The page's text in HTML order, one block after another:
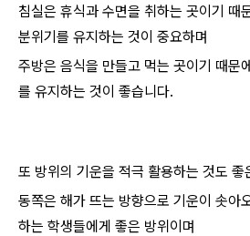
침실은 휴식과 수면을 취하는 곳이기 때
분위기를 유지하는 것이 중요하며
주방은 음식을 만들고 먹는 곳이기 때문
를 유지하는 것이 좋습니다.
또 방위의 기운을 적극 활용하는 것도 좋
동쪽은 해가 뜨는 방향으로 기운이 솟아
하는 학생들에게 좋은 방위이며